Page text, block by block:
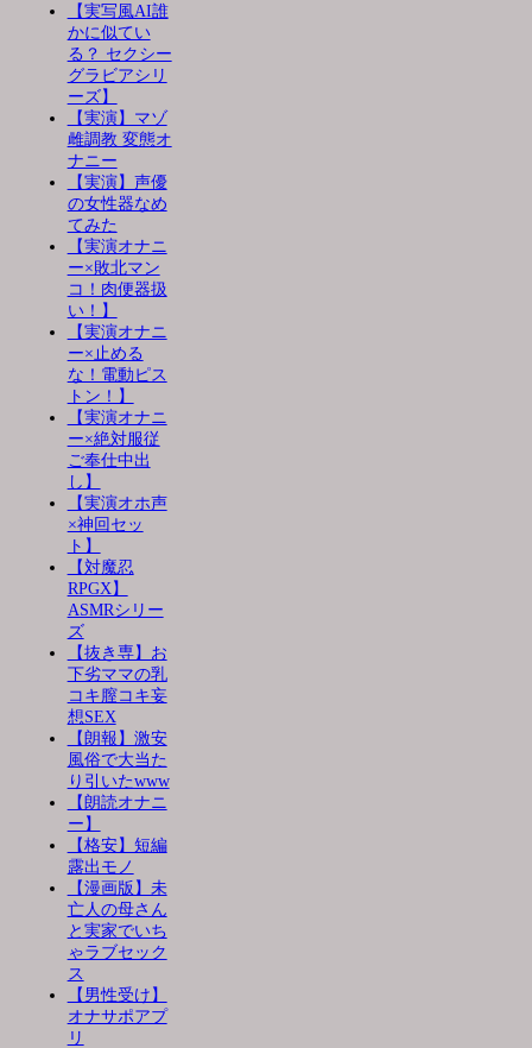
【実写風AI誰
かに似てい
る？ セクシー
グラビアシリ
ーズ】
【実演】マゾ
雌調教 変態オ
ナニー
【実演】声優
の女性器なめ
てみた
【実演オナニ
ー×敗北マン
コ！肉便器扱
い！】
【実演オナニ
ー×止める
な！電動ピス
トン！】
【実演オナニ
ー×絶対服従
ご奉仕中出
し】
【実演オホ声
×神回セッ
ト】
【対魔忍
RPGX】
ASMRシリー
ズ
【抜き専】お
下劣ママの乳
コキ膣コキ妄
想SEX
【朗報】激安
風俗で大当た
り引いたwww
【朗読オナニ
ー】
【格安】短編
露出モノ
【漫画版】未
亡人の母さん
と実家でいち
ゃラブセック
ス
【男性受け】
オナサポアプ
リ